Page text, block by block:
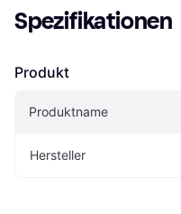
Spezifikationen
Produkt
Produktname
Hersteller